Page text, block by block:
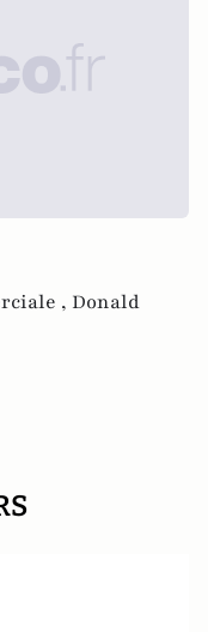
, Donald